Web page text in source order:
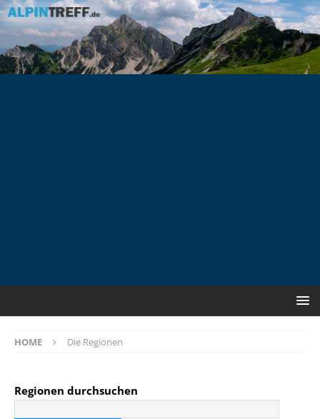
HOME Die Regionen
Regionen durchsuchen